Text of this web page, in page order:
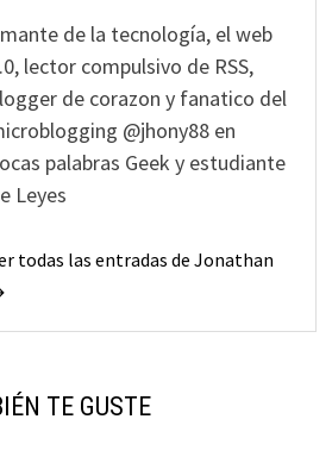
de la tecnología, el web
lector compulsivo de RSS,
de corazon y fanatico del
@jhony88 en
palabras Geek y estudiante
Leyes
todas las entradas de Jonathan
TE GUSTE